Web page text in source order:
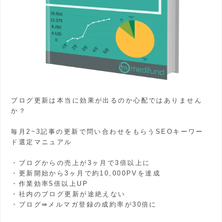
ブログ更新は本当に効果が出るのか心配ではありません
か？
毎月2~3記事の更新で問い合わせをもらうSEOキーワー
ド選定マニュアル
・ブログからの売上が3ヶ月で3倍以上に
・更新開始から3ヶ月で約10,000PVを達成
・作業効率5倍以上UP
・社内のブログ更新が途絶えない
・ブログ⇛メルマガ登録の成約率が30倍に